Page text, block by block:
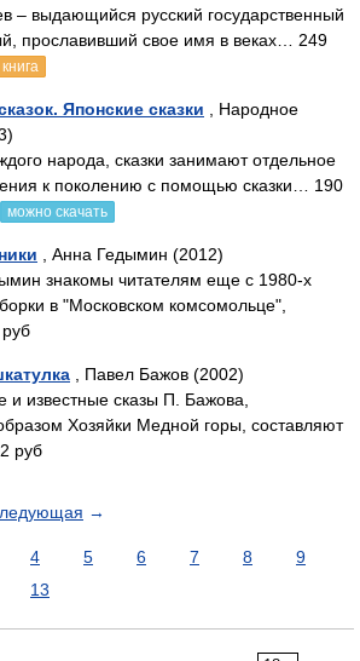
– выдающийся русский государственный
прославивший свое имя в веках… 249
Японские сказки , Народное
народа, сказки занимают отдельное
к поколению с помощью сказки… 190
можно скачать
, Анна Гедымин (2012)
знакомы читателям еще с 1980-х
в "Московском комсомольце",
, Павел Бажов (2002)
известные сказы П. Бажова,
Хозяйки Медной горы, составляют
руб
→
4 5 6 7 8
9
13